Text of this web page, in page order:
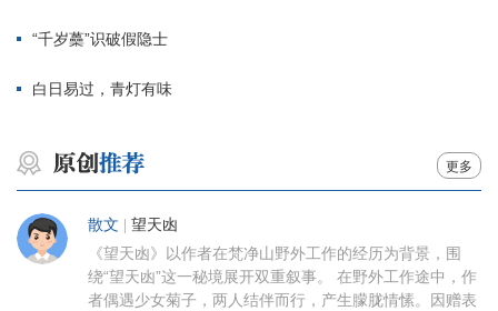
“千岁蘽”识破假隐士
白日易过，青灯有味
更多
散文 望天凼
《望天凼》以作者在梵净山野外工作的经历为背景，围
绕“望天凼”这一秘境展开双重叙事。 在野外工作途中，作
者偶遇少女菊子，两人结伴而行，产生朦胧情愫。因赠表